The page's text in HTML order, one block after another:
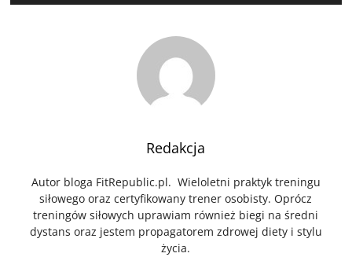
Redakcja
Autor bloga FitRepublic.pl. Wieloletni praktyk treningu
siłowego oraz certyfikowany trener osobisty. Oprócz
treningów siłowych uprawiam również biegi na średni
dystans oraz jestem propagatorem zdrowej diety i stylu
życia.